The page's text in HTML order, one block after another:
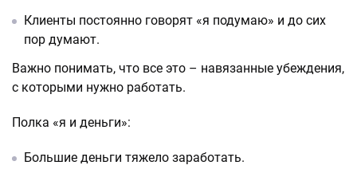
Клиенты постоянно говорят «я подумаю» и до сих
пор думают.
Важно понимать, что все это – навязанные убеждения,
с которыми нужно работать.
Полка «я и деньги»:
Большие деньги тяжело заработать.